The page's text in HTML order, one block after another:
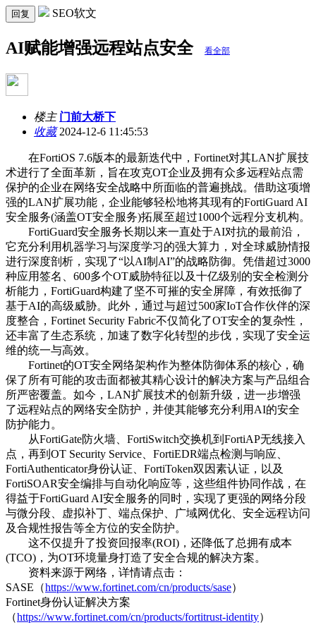
回复 SEO软文
AI赋能增强远程站点安全 看全部
楼主 门前大桥下
收藏2024-12-6 11:45:53
在FortiOS 7.6版本的最新迭代中，Fortinet对其LAN扩展技
术进行了全面革新，旨在攻克OT企业及拥有众多远程站点需
保护的企业在网络安全战略中所面临的普遍挑战。借助这项增
强的LAN扩展功能，企业能够轻松地将其现有的FortiGuard AI
安全服务(涵盖OT安全服务)拓展至超过1000个远程分支机构。
FortiGuard安全服务长期以来一直处于AI对抗的最前沿，
它充分利用机器学习与深度学习的强大算力，对全球威胁情报
进行深度剖析，实现了“以AI制AI”的战略防御。凭借超过3000
种应用签名、600多个OT威胁特征以及十亿级别的安全检测分
析能力，FortiGuard构建了坚不可摧的安全屏障，有效抵御了
基于AI的高级威胁。此外，通过与超过500家IoT合作伙伴的深
度整合，Fortinet Security Fabric不仅简化了OT安全的复杂性，
还丰富了生态系统，加速了数字化转型的步伐，实现了安全运
维的统一与高效。
Fortinet的OT安全网络架构作为整体防御体系的核心，确
保了所有可能的攻击面都被其精心设计的解决方案与产品组合
所严密覆盖。如今，LAN扩展技术的创新升级，进一步增强
了远程站点的网络安全防护，并使其能够充分利用AI的安全
防护能力。
从FortiGate防火墙、FortiSwitch交换机到FortiAP无线接入
点，再到OT Security Service、FortiEDR端点检测与响应、
FortiAuthenticator身份认证、FortiToken双因素认证，以及
FortiSOAR安全编排与自动化响应等，这些组件协同作战，在
得益于FortiGuard AI安全服务的同时，实现了更强的网络分段
与微分段、虚拟补丁、端点保护、广域网优化、安全远程访问
及合规性报告等全方位的安全防护。
这不仅提升了投资回报率(ROI)，还降低了总拥有成本
(TCO)，为OT环境量身打造了安全合规的解决方案。
资料来源于网络，详情请点击：
SASE（https://www.fortinet.com/cn/products/sase）
Fortinet身份认证解决方案
（https://www.fortinet.com/cn/products/fortitrust-identity）